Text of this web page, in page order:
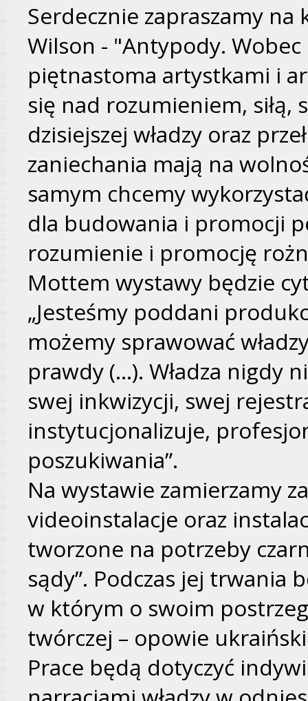
Serdecznie zapraszamy
Wilson - "Antypody. Wobec
piętnastoma artystkami i
się nad rozumieniem, siłą,
dzisiejszej władzy oraz
zaniechania mają na
samym chcemy
dla budowania i promocji
rozumienie i promocję
Mottem wystawy będzie
„Jesteśmy poddani
możemy sprawować
prawdy (…). Władza nigdy
swej inkwizycji, swej
instytucjonalizuje,
poszukiwania”.
Na wystawie zamierzamy
videoinstalacje oraz
tworzone na potrzeby
sądy”. Podczas jej
w którym o swoim
twórczej – opowie
Prace będą dotyczyć